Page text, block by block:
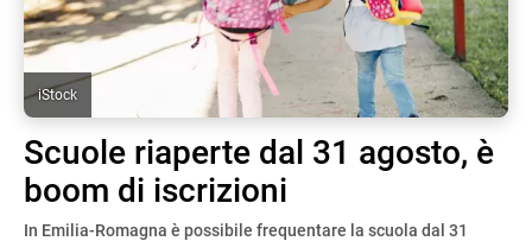
iStock
Scuole riaperte dal 31 agosto, è
boom di iscrizioni
In Emilia-Romagna è possibile frequentare la scuola dal 31